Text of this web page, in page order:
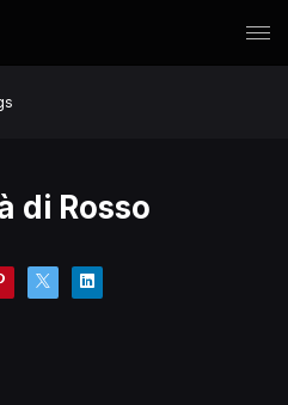
di Rosso